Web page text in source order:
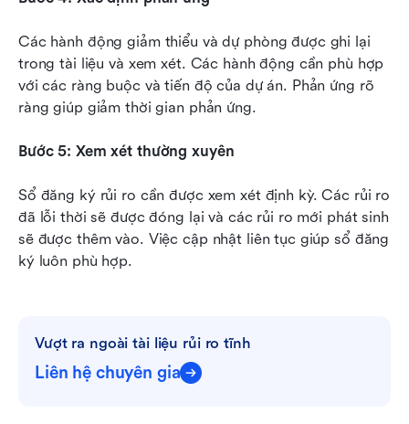
Các hành động giảm thiểu và dự phòng được ghi lại
trong tài liệu và xem xét. Các hành động cần phù hợp
với các ràng buộc và tiến độ của dự án. Phản ứng rõ
ràng giúp giảm thời gian phản ứng.
Bước 5: Xem xét thường xuyên
Sổ đăng ký rủi ro cần được xem xét định kỳ. Các rủi ro
đã lỗi thời sẽ được đóng lại và các rủi ro mới phát sinh
sẽ được thêm vào. Việc cập nhật liên tục giúp sổ đăng
ký luôn phù hợp.
Vượt ra ngoài tài liệu rủi ro tĩnh
Liên hệ chuyên gia